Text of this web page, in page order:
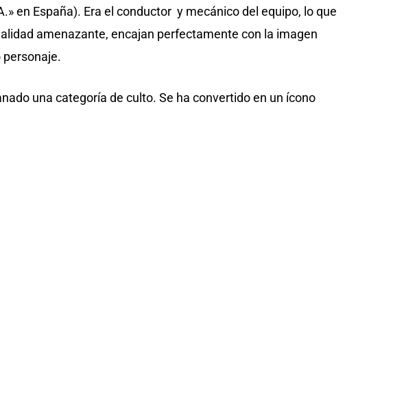
en España). Era el conductor y mecánico del equipo, lo que
amenazante, encajan perfectamente con la imagen
personaje.
una categoría de culto. Se ha convertido en un ícono